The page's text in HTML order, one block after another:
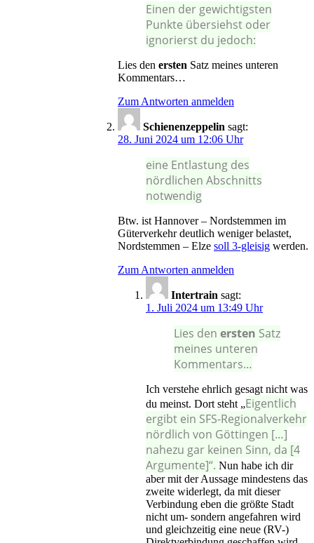
Einen der gewichtigsten
Punkte übersiehst oder
ignorierst du jedoch:
Lies den ersten Satz meines unteren
Kommentars…
Zum Antworten anmelden
Schienenzeppelin sagt:
28. Juni 2024 um 12:06 Uhr
eine Entlastung des
nördlichen Abschnitts
notwendig
Btw. ist Hannover – Nordstemmen im
Güterverkehr deutlich weniger belastet,
Nordstemmen – Elze soll 3-gleisig werden.
Zum Antworten anmelden
Intertrain sagt:
1. Juli 2024 um 13:49 Uhr
Lies den ersten Satz
meines unteren
Kommentars…
Ich verstehe ehrlich gesagt nicht was
du meinst. Dort steht „Eigentlich
ergibt ein SFS-Regionalverkehr
nördlich von Göttingen […]
nahezu gar keinen Sinn, da [4
Argumente]“. Nun habe ich dir
aber mit der Aussage mindestens das
zweite widerlegt, da mit dieser
Verbindung eben die größte Stadt
nicht um- sondern angefahren wird
und gleichzeitig eine neue (RV-)